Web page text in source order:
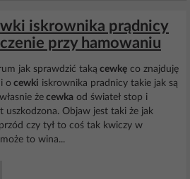
iskrownika prądnicy
przy hamowaniu
jak sprawdzić taką cewkę co znajduję
o cewki iskrownika pradnicy takie jak są
że cewka od świateł stop i
uszkodzona. Objaw jest taki że jak
czy tył to coś tak kwiczy w
to wina...